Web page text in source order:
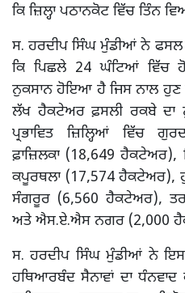
ਕਿ ਜ਼ਿਲ੍ਹਾ ਪਠਾਨਕੋਟ ਵਿੱਚ ਤਿੰਨ
ਸ. ਹਰਦੀਪ ਸਿੰਘ ਮੁੰਡੀਆਂ ਨੇ ਫਸਲ
ਕਿ ਪਿਛਲੇ 24 ਘੰਟਿਆਂ ਵਿੱਚ
ਨੁਕਸਾਨ ਹੋਇਆ ਹੈ ਜਿਸ ਨਾਲ ਹੁਣ
ਲੱਖ ਹੈਕਟੇਅਰ ਫ਼ਸਲੀ ਰਕਬੇ
ਪ੍ਰਭਾਵਿਤ ਜ਼ਿਲ੍ਹਿਆਂ ਵਿੱਚ
ਫ਼ਾਜ਼ਿਲਕਾ (18,649
ਕਪੂਰਥਲਾ (17,574
ਸੰਗਰੂਰ (6,560 ਹੈਕਟੇਅਰ),
ਅਤੇ ਐਸ.ਏ.ਐਸ ਨਗਰ (2,000
ਸ. ਹਰਦੀਪ ਸਿੰਘ ਮੁੰਡੀਆਂ ਨੇ
ਹਥਿਆਰਬੰਦ ਸੈਨਾਵਾਂ ਦਾ